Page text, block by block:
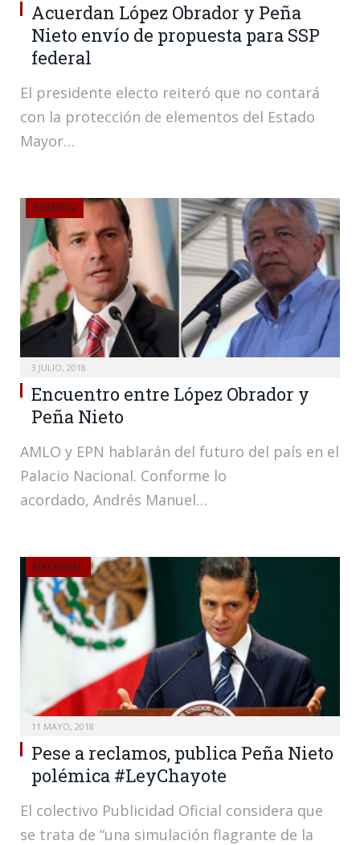
Acuerdan López Obrador y Peña
Nieto envío de propuesta para SSP
federal
El presidente electo reiteró que no contará
con la protección de elementos del Estado
Mayor…
POLÍTICA
3 JULIO, 2018
Encuentro entre López Obrador y
Peña Nieto
AMLO y EPN hablarán del futuro del país en el
Palacio Nacional. Conforme lo
acordado, Andrés Manuel…
NACIONAL
11 MAYO, 2018
Pese a reclamos, publica Peña Nieto
polémica #LeyChayote
El colectivo Publicidad Oficial considera que
se trata de “una simulación flagrante de la